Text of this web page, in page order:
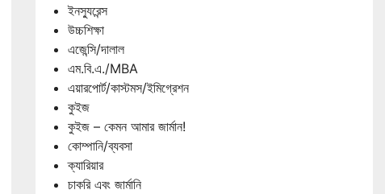
ইনস্যুরেন্স
উচ্চশিক্ষা
এজেন্সি/দালাল
এম.বি.এ./MBA
এয়ারপোর্ট/কাস্টমস/ইমিগ্রেশন
কুইজ
কুইজ – কেমন আমার জার্মান!
কোম্পানি/ব্যবসা
ক্যারিয়ার
চাকরি এবং জার্মানি